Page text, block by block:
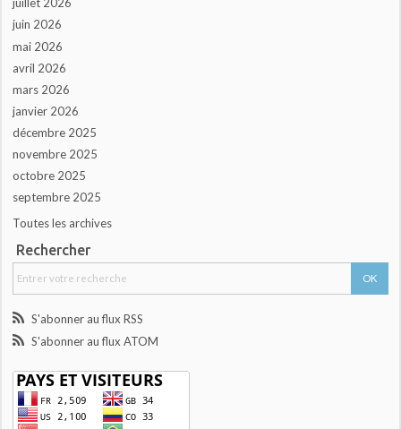
juillet 2026
juin 2026
mai 2026
avril 2026
mars 2026
janvier 2026
décembre 2025
novembre 2025
octobre 2025
septembre 2025
Toutes les archives
Rechercher
S'abonner au flux RSS
S'abonner au flux ATOM